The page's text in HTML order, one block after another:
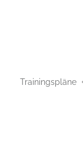
Trainingspläne